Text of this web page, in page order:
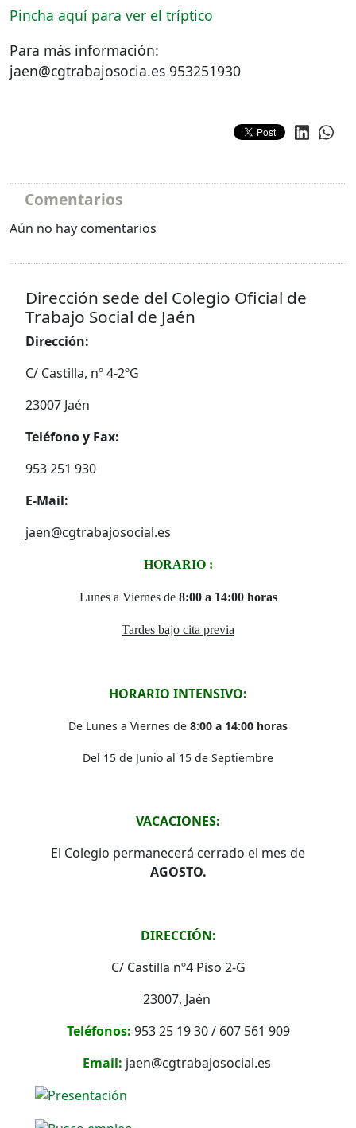
Pincha aquí para ver el tríptico
Para más información:
jaen@cgtrabajosocia.es 953251930
Comentarios
Aún no hay comentarios
Dirección sede del Colegio Oficial de
Trabajo Social de Jaén
Dirección:
C/ Castilla, nº 4-2ºG
23007 Jaén
Teléfono y Fax:
953 251 930
E-Mail:
jaen@cgtrabajosocial.es
HORARIO :
Lunes a Viernes de 8:00 a 14:00 horas
Tardes bajo cita previa
HORARIO INTENSIVO:
De Lunes a Viernes de 8:00 a 14:00 horas
Del 15 de Junio al 15 de Septiembre
VACACIONES:
El Colegio permanecerá cerrado el mes de
AGOSTO.
DIRECCIÓN:
C/ Castilla nº4 Piso 2-G
23007, Jaén
Teléfonos: 953 25 19 30 / 607 561 909
Email: jaen@cgtrabajosocial.es